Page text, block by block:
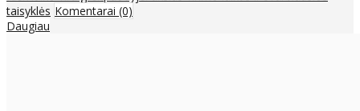
taisyklės Komentarai (0)
Daugiau